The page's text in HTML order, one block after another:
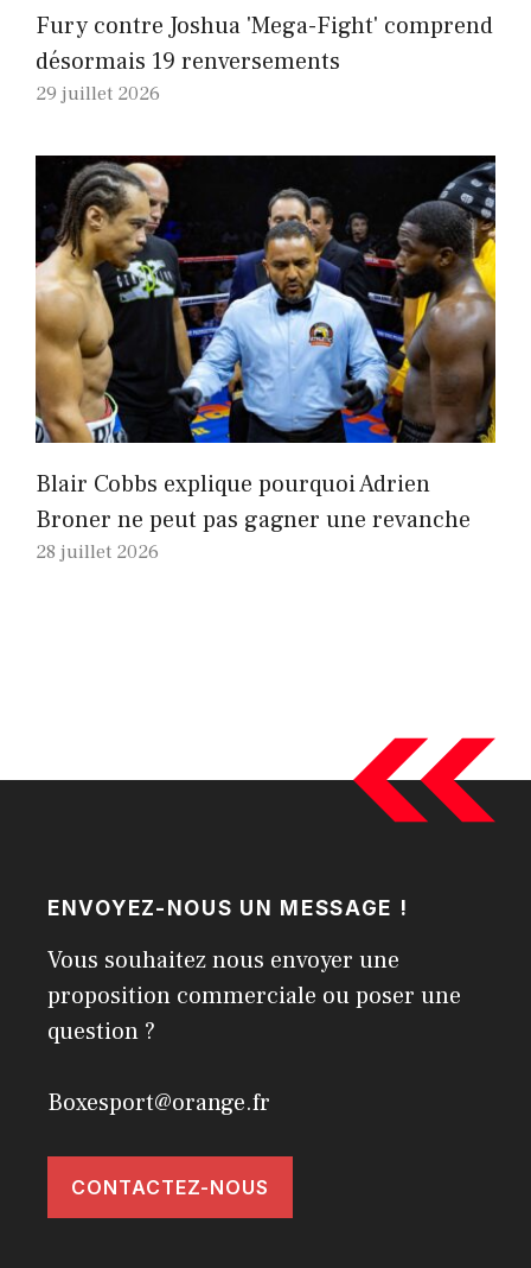
Fury contre Joshua 'Mega-Fight' comprend
désormais 19 renversements
29 juillet 2026
Blair Cobbs explique pourquoi Adrien
Broner ne peut pas gagner une revanche
28 juillet 2026
ENVOYEZ-NOUS UN MESSAGE !
Vous souhaitez nous envoyer une
proposition commerciale ou poser une
question ?
Boxesport@orange.fr
CONTACTEZ-NOUS